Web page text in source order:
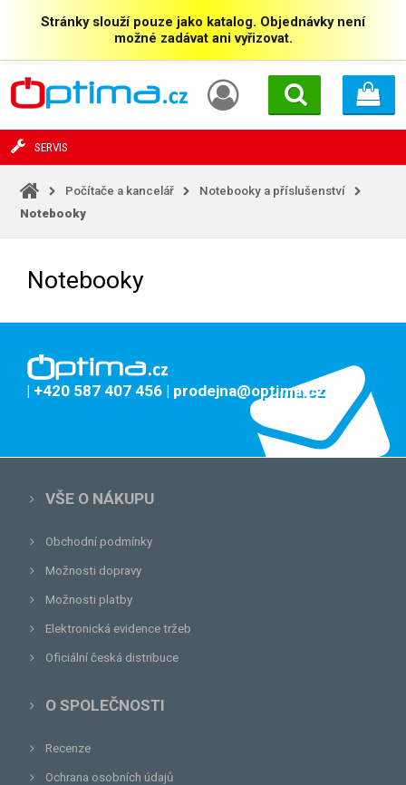
Stránky slouží pouze jako katalog. Objednávky není
možné zadávat ani vyřizovat.
SERVIS
Počítače a kancelář
Notebooky a příslušenství
Notebooky
Notebooky
| +420 587 407 456 | prodejna@optima.cz
VŠE O NÁKUPU
Obchodní podmínky
Možnosti dopravy
Možnosti platby
Elektronická evidence tržeb
Oficiální česká distribuce
O SPOLEČNOSTI
Recenze
Ochrana osobních údajů